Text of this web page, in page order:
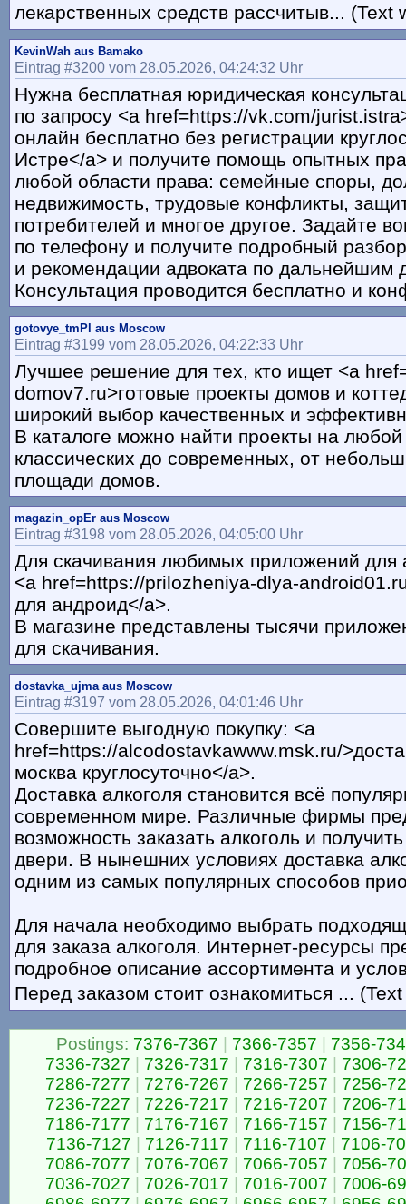
лекарственных средств рассчитыв...
KevinWah aus Bamako
Eintrag #3200 vom 28.05.2026, 04:24:32 Uhr
Нужна бесплатная юридическая
по запросу <a href=https://vk.com/
онлайн бесплатно без регистрации
Истре</a> и получите помощь опытных
любой области права: семейные споры,
недвижимость, трудовые конфликты,
потребителей и многое другое. Задайте
по телефону и получите подробный
и рекомендации адвоката по дальнейшим
Консультация проводится бесплатно и
gotovye_tmPl aus Moscow
Eintrag #3199 vom 28.05.2026, 04:22:33 Uhr
Лучшее решение для тех, кто ищет <a
domov7.ru>готовые проекты домов и
широкий выбор качественных и
В каталоге можно найти проекты на любой
классических до современных, от
площади домов.
magazin_opEr aus Moscow
Eintrag #3198 vom 28.05.2026, 04:05:00 Uhr
Для скачивания любимых приложений для
<a href=https://prilozheniya-dlya-
для андроид</a>.
В магазине представлены тысячи
для скачивания.
dostavka_ujma aus Moscow
Eintrag #3197 vom 28.05.2026, 04:01:46 Uhr
Совершите выгодную покупку: <a
href=https://alcodostavkawww.msk.ru/
москва круглосуточно</a>.
Доставка алкоголя становится всё
современном мире. Различные фирмы
возможность заказать алкоголь и
двери. В нынешних условиях доставка
одним из самых популярных способов
Для начала необходимо выбрать
для заказа алкоголя. Интернет-ресурсы
подробное описание ассортимента и
Перед заказом стоит ознакомиться ...
Postings: 7376-7367 7366-7357
7356-
7336-7327
7326-7317 7316-7307
7306-
7286-7277
7276-7267 7266-7257
7256-
7236-7227
7226-7217 7216-7207
7206-
7186-7177
7176-7167 7166-7157
7156-
7136-7127
7126-7117 7116-7107
7106-
7086-7077
7076-7067 7066-7057
7056-
7036-7027
7026-7017 7016-7007
7006-